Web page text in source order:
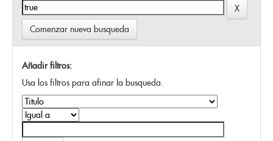
Comenzar nueva busqueda
Añadir filtros:
Usa los filtros para afinar la busqueda.